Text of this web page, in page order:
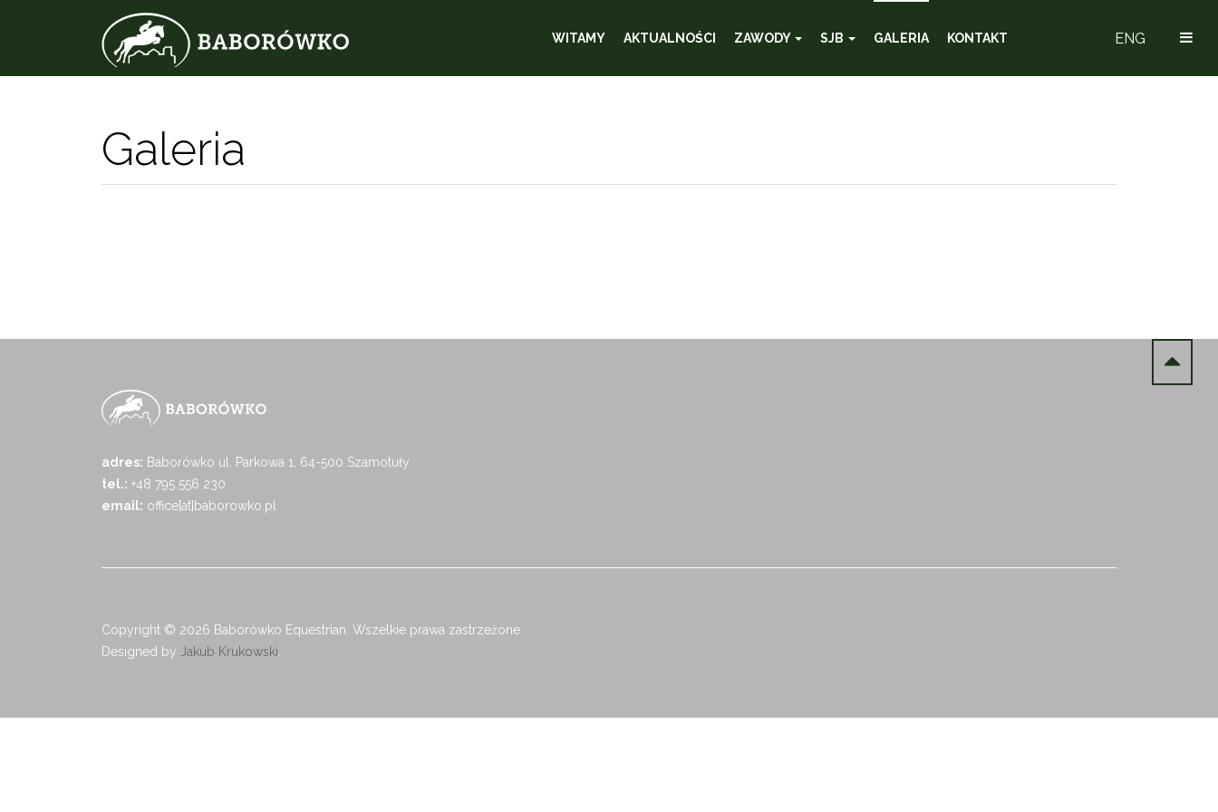
ENG
WITAMY AKTUALNOŚCI ZAWODY SJB GALERIA KONTAKT
Galeria
adres: Baborówko ul. Parkowa 1, 64-500 Szamotuły
tel.: +48 795 556 230
email: office[at]baborowko.pl
Copyright © 2026 Baborówko Equestrian. Wszelkie prawa zastrzeżone.
Designed by Jakub Krukowski